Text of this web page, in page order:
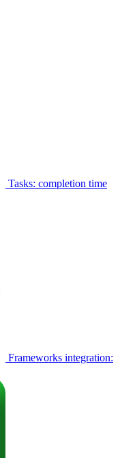
Tasks: completion time
Frameworks integration: